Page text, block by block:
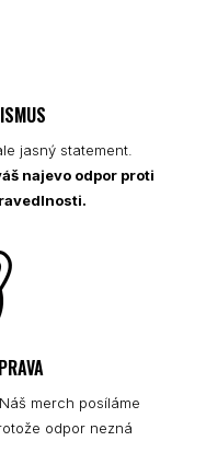
jasný statement.
najevo odpor proti
merch posíláme
odpor nezná